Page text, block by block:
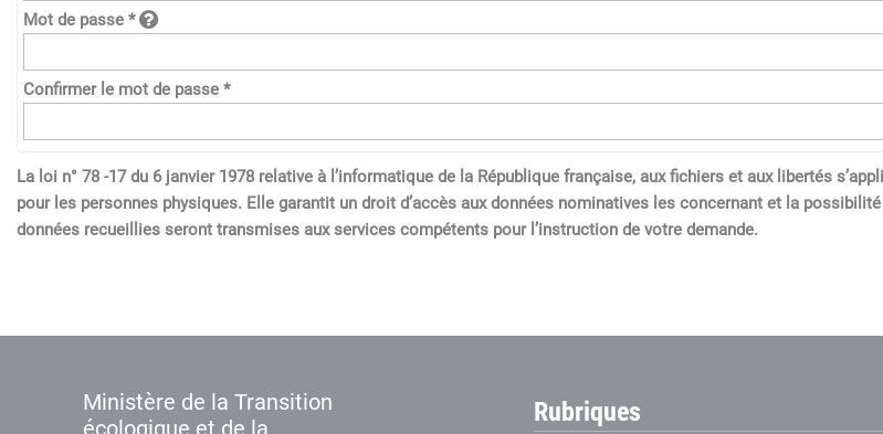
Mot de passe *
Confirmer le mot de passe *
La loi n° 78 -17 du 6 janvier 1978 relative à l’informatique de la République française, aux fichiers et aux libertés
pour les personnes physiques. Elle garantit un droit d’accès aux données nominatives les concernant et la
données recueillies seront transmises aux services compétents pour l’instruction de votre demande.
Ministère de la Transition
écologique et de la
Rubriques